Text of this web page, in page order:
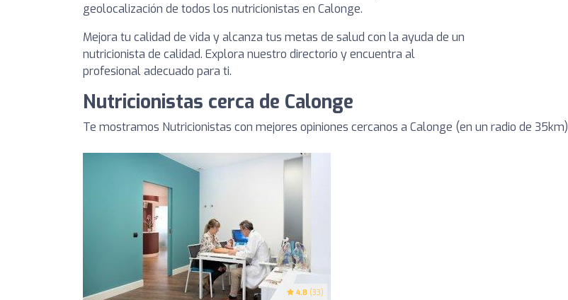
geolocalización de todos los nutricionistas en Calonge.
Mejora tu calidad de vida y alcanza tus metas de salud con la ayuda de un
nutricionista de calidad. Explora nuestro directorio y encuentra al
profesional adecuado para ti.
Nutricionistas cerca de Calonge
Te mostramos Nutricionistas con mejores opiniones cercanos a Calonge (en un radio de 35km)
4.8 (33)